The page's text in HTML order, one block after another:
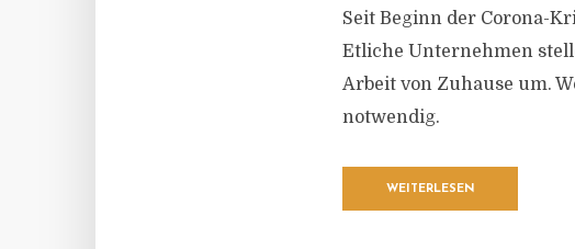
Seit Beginn der Corona-
Etliche Unternehmen
Arbeit von Zuhause um.
notwendig.
WEITERLESEN